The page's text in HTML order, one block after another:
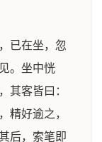
已在坐，忽
。坐中恍
其客皆曰：
精好逾之，
后，索笔即